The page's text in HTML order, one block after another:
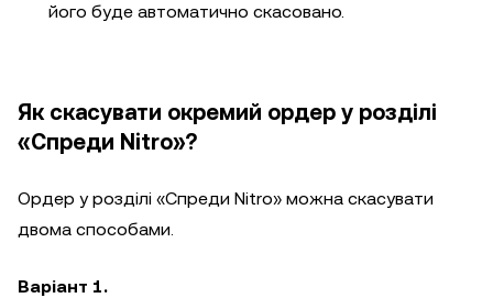
його буде автоматично скасовано.
Як скасувати окремий ордер у розділі
«Спреди Nitro»?
Ордер у розділі «Спреди Nitro» можна скасувати
двома способами.
Варіант 1.